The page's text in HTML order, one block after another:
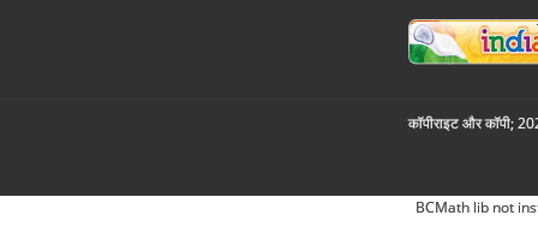
कॉपीराइट और कॉपी;
BCMath lib not